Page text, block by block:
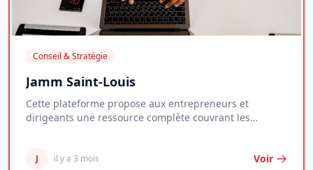
Conseil & Stratégie
Jamm Saint-Louis
Cette plateforme propose aux entrepreneurs et
dirigeants une ressource complète couvrant les
J il y a 3 mois Voir